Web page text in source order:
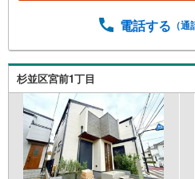
（居住中物件）の手配が
案内が可能となりますので
◆物件のご案内は◆弊社へ
え・最寄駅での待ち合わせ
ち合わせなど、ご希望をお
伝え頂けましたら、ご見学
参ります。もちろん他の物
きます。
電話する （
杉並区宮前1丁目